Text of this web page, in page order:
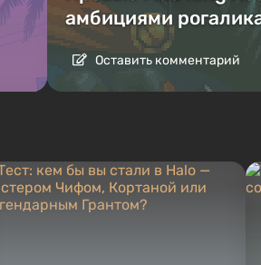
амбициями
Оставить комментарий